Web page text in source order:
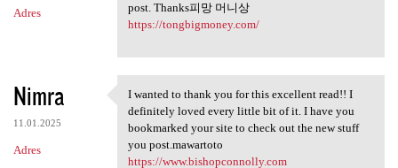
Adres
post. Thanks피망 머니상
https://tongbigmoney.com/
Nimra
11.01.2025
Adres
I wanted to thank you for
I wanted to thank you for this excellent read!! I
definitely loved every little bit of it. I have you
bookmarked your site to check out the new stuff
you post.mawartoto
https://www.bishopconnolly.com